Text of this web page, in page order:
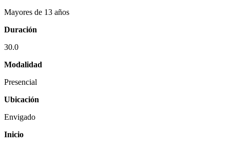
Mayores de 13 años
Duración
30.0
Modalidad
Presencial
Ubicación
Envigado
Inicio